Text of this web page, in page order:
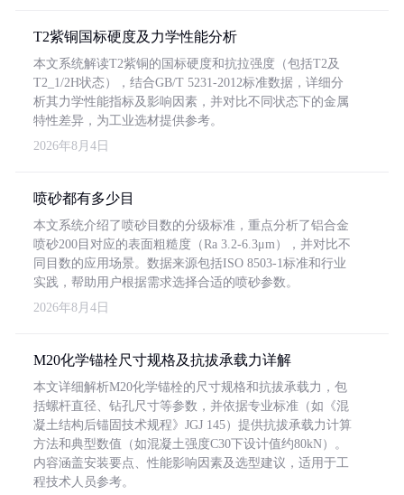
T2紫铜国标硬度及力学性能分析
本文系统解读T2紫铜的国标硬度和抗拉强度（包括T2及
T2_1/2H状态），结合GB/T 5231-2012标准数据，详细分
析其力学性能指标及影响因素，并对比不同状态下的金属
特性差异，为工业选材提供参考。
2026年8月4日
喷砂都有多少目
本文系统介绍了喷砂目数的分级标准，重点分析了铝合金
喷砂200目对应的表面粗糙度（Ra 3.2-6.3μm），并对比不
同目数的应用场景。数据来源包括ISO 8503-1标准和行业
实践，帮助用户根据需求选择合适的喷砂参数。
2026年8月4日
M20化学锚栓尺寸规格及抗拔承载力详解
本文详细解析M20化学锚栓的尺寸规格和抗拔承载力，包
括螺杆直径、钻孔尺寸等参数，并依据专业标准（如《混
凝土结构后锚固技术规程》JGJ 145）提供抗拔承载力计算
方法和典型数值（如混凝土强度C30下设计值约80kN）。
内容涵盖安装要点、性能影响因素及选型建议，适用于工
程技术人员参考。